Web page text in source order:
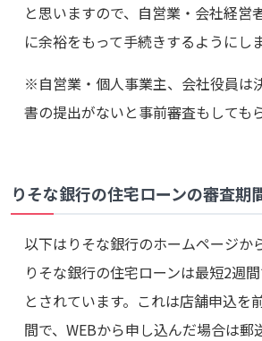
と思いますので、自営業・会社経営
に余裕をもって手続きするようにし
※自営業・個人事業主、会社役員は
書の提出がないと事前審査もしても
りそな銀行の住宅ローンの審査期
以下はりそな銀行のホームページか
りそな銀行の住宅ローンは最短2週
とされています。これは店舗申込を
間で、WEBから申し込んだ場合は郵